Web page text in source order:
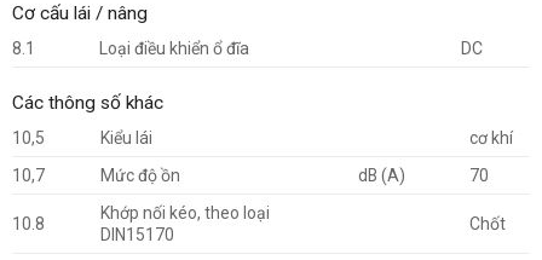
Cơ cấu lái / nâng
8.1 Loại điều khiển ổ đĩa DC
Các thông số khác
10,5 Kiểu lái
cơ khí
10,7
Mức độ ồn dB (A) 70
10.8
Khớp nối kéo, theo loại
DIN15170
Chốt